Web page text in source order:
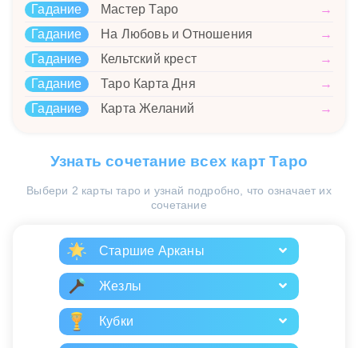
Гадание
Мастер Таро
→
Гадание
На Любовь и Отношения
→
Гадание
Кельтский крест
→
Гадание
Таро Карта Дня
→
Гадание
Карта Желаний →
Узнать сочетание всех карт Таро
Выбери 2 карты таро и узнай подробно, что означает их
сочетание
Старшие Арканы
Жезлы
Кубки